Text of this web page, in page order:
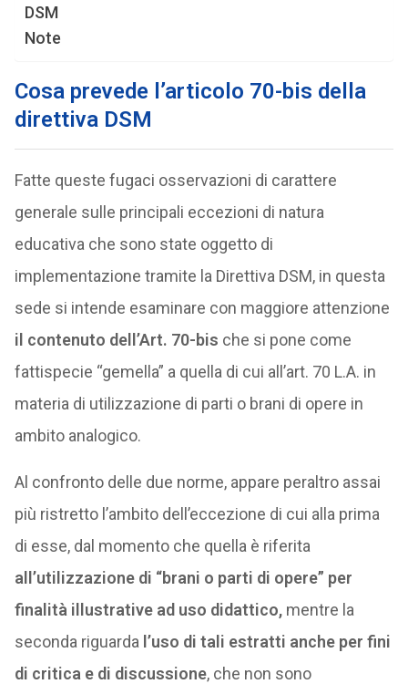
DSM
Note
Cosa prevede l’articolo 70-bis della
direttiva DSM
Fatte queste fugaci osservazioni di carattere
generale sulle principali eccezioni di natura
educativa che sono state oggetto di
implementazione tramite la Direttiva DSM, in questa
sede si intende esaminare con maggiore attenzione
il contenuto dell’Art. 70-bis che si pone come
fattispecie “gemella” a quella di cui all’art. 70 L.A. in
materia di utilizzazione di parti o brani di opere in
ambito analogico.
Al confronto delle due norme, appare peraltro assai
più ristretto l’ambito dell’eccezione di cui alla prima
di esse, dal momento che quella è riferita
all’utilizzazione di “brani o parti di opere” per
finalità illustrative ad uso didattico,mentre la
seconda riguarda l’uso di tali estratti anche per fini
di critica e di discussione, che non sono